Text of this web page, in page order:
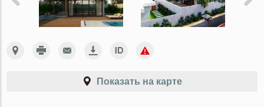
Показать на карте